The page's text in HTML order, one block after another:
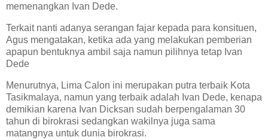
memenangkan Ivan Dede.
Terkait nanti adanya serangan fajar kepada para konsituen,
Agus mengatakan, ketika ada yang melakukan pemberian
apapun bentuknya ambil saja namun pilihnya tetap Ivan
Dede
Menurutnya, Lima Calon ini merupakan putra terbaik Kota
Tasikmalaya, namun yang terbaik adalah Ivan Dede, kenapa
demikian karena Ivan Dicksan sudah berpengalaman 30
tahun di birokrasi sedangkan wakilnya juga sama
matangnya untuk dunia birokrasi.